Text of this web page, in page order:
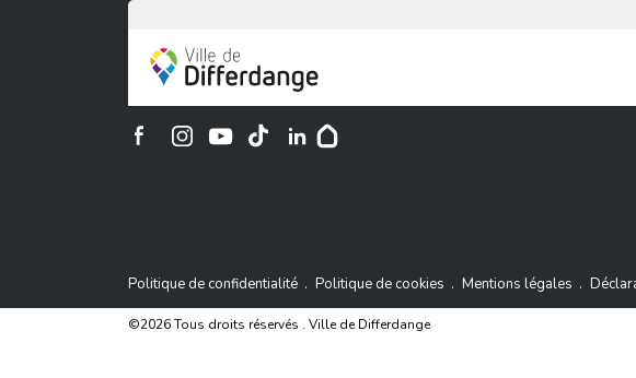
Ville de Differdange
Ville de Differdange sur Instagram
Politique de confidentialité Politique de cookies Mentions légales
©2026 Tous droits réservés . Ville de Differdange